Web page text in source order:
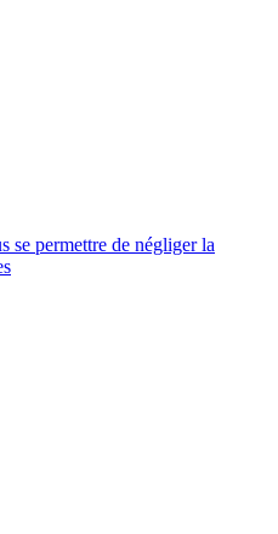
se permettre de négliger la